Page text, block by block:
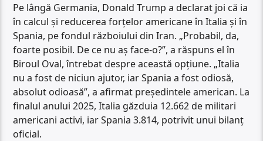
Pe lângă Germania, Donald Trump a declarat joi că ia
în calcul și reducerea forțelor americane în Italia și în
Spania, pe fondul războiului din Iran. „Probabil, da,
foarte posibil. De ce nu aș face-o?”, a răspuns el în
Biroul Oval, întrebat despre această opțiune. „Italia
nu a fost de niciun ajutor, iar Spania a fost odiosă,
absolut odioasă”, a afirmat președintele american. La
finalul anului 2025, Italia găzduia 12.662 de militari
americani activi, iar Spania 3.814, potrivit unui bilanț
oficial.